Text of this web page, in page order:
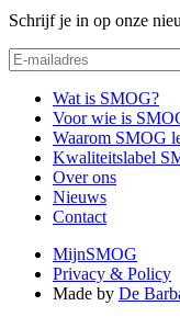
Schrijf je in op onze
Wat is SMOG?
Voor wie is
Waarom SMOG
Kwaliteitslabel
Over ons
Nieuws
Contact
MijnSMOG
Privacy & Policy
Made by De